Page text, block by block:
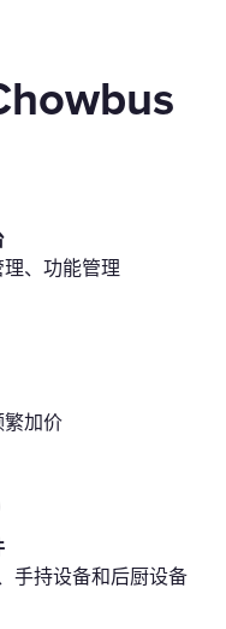
、功能管理
加价
手持设备和后厨设备